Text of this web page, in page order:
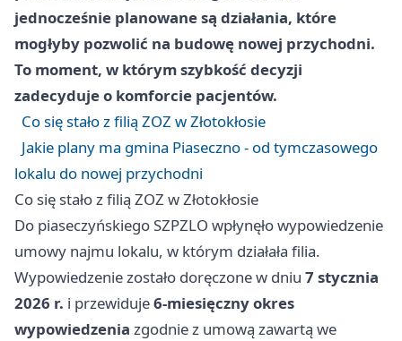
jednocześnie planowane są działania, które
mogłyby pozwolić na budowę nowej przychodni.
To moment, w którym szybkość decyzji
zadecyduje o komforcie pacjentów.
Co się stało z filią ZOZ w Złotokłosie
Jakie plany ma gmina Piaseczno - od tymczasowego
lokalu do nowej przychodni
Co się stało z filią ZOZ w Złotokłosie
Do piaseczyńskiego SZPZLO wpłynęło wypowiedzenie
umowy najmu lokalu, w którym działała filia.
Wypowiedzenie zostało doręczone w dniu 7 stycznia
2026 r. i przewiduje6-miesięczny okres
wypowiedzenia zgodnie z umową zawartą we